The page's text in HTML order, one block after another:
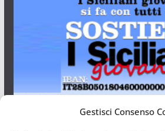
Gestisci Consenso